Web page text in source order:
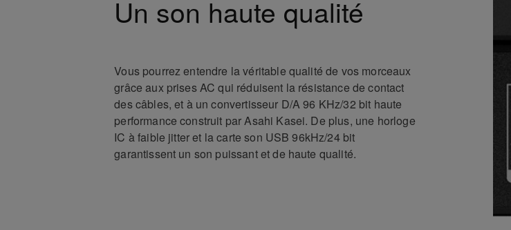
Un son haute qualité
Vous pourrez entendre la véritable qualité de vos morceaux
grâce aux prises AC qui réduisent la résistance de contact
des câbles, et à un convertisseur D/A 96 KHz/32 bit haute
performance construit par Asahi Kasei. De plus, une horloge
IC à faible jitter et la carte son USB 96kHz/24 bit
garantissent un son puissant et de haute qualité.